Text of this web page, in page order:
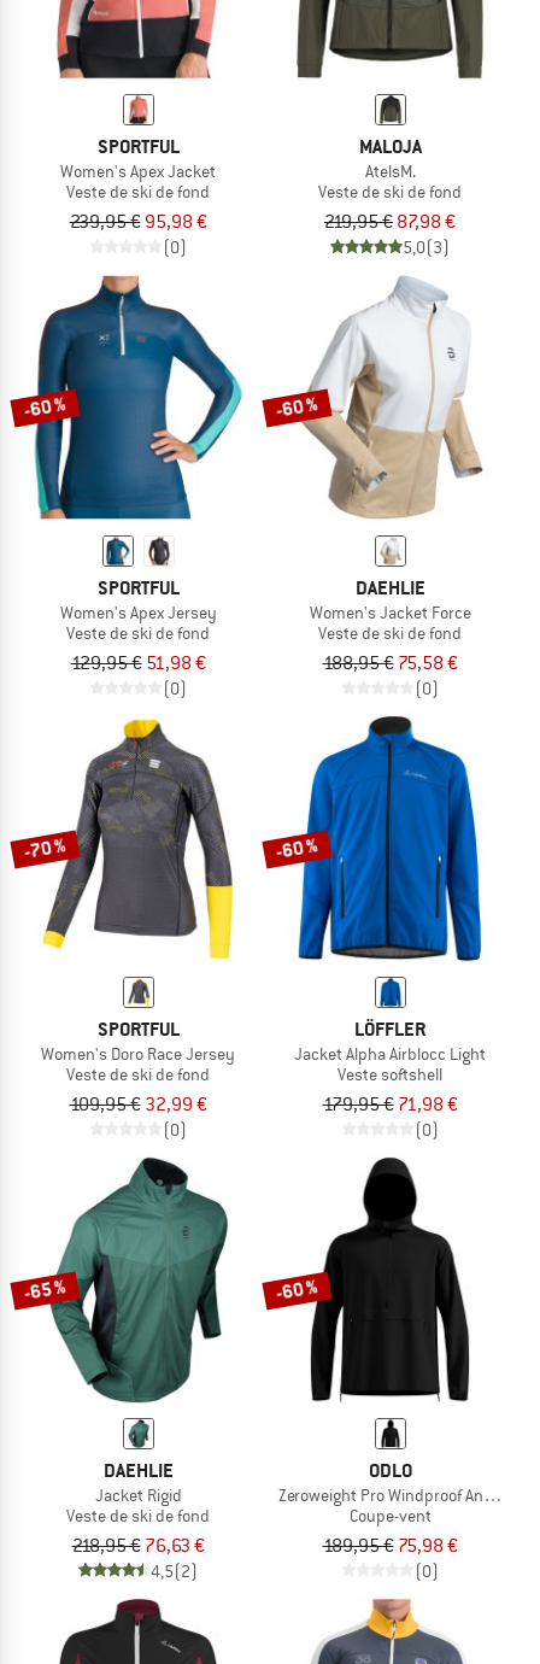
SPORTFUL
Women's Apex Jacket
Veste de ski de fond
239,95 € 95,98 €
(0)
MALOJA
AtelsM.
Veste de ski de fond
219,95 € 87,98 €
5,0(3)
-60 %
SPORTFUL
Women's Apex Jersey
Veste de ski de fond
129,95 € 51,98 €
(0)
-60 %
DAEHLIE
Women's Jacket Force
Veste de ski de fond
188,95 € 75,58 €
(0)
-70 %
SPORTFUL
Women's Doro Race Jersey
Veste de ski de fond
109,95 € 32,99 €
(0)
-60 %
LÖFFLER
Jacket Alpha Airblocc Light
Veste softshell
179,95 € 71,98 €
(0)
-65 %
DAEHLIE
Jacket Rigid
Veste de ski de fond
218,95 € 76,63 €
4,5(2)
-60 %
ODLO
Zeroweight Pro Windproof Anorak
Coupe-vent
189,95 € 75,98 €
(0)